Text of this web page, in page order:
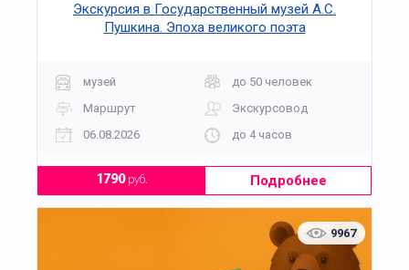
Экскурсия в Государственный музей А.С.
Пушкина. Эпоха великого поэта
музей
до 50 человек
Маршрут
Экскурсовод
06.08.2026
до 4 часов
1790руб. Подробнее
9967